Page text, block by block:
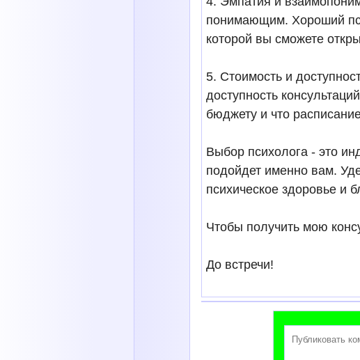
понимающим. Хороший
которой вы сможете
5. Стоимость и
доступность
бюджету и что
Выбор психолога - это
подойдет именно вам.
психическое здоровье и
Чтобы получить мою
До встречи!